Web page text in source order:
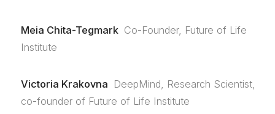
Meia Chita-Tegmark Co-Founder, Future of Life
Institute
Victoria Krakovna DeepMind, Research Scientist,
co-founder of Future of Life Institute